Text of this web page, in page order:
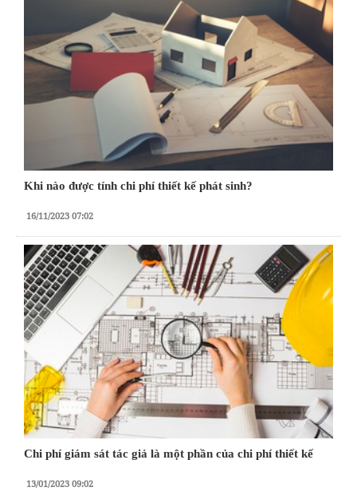
Khi nào được tính chi phí thiết kế phát sinh?
16/11/2023 07:02
Chi phí giám sát tác giả là một phần của chi phí thiết kế
13/01/2023 09:02